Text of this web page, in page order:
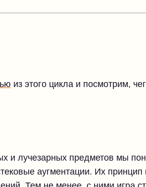
из этого цикла и посмотрим,
и лучезарных предметов мы
аугментации. Их принцип